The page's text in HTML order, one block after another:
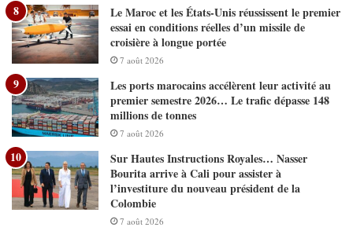
Le Maroc et les États-Unis réussissent le premier
essai en conditions réelles d’un missile de
croisière à longue portée
7 août 2026
Les ports marocains accélèrent leur activité au
premier semestre 2026… Le trafic dépasse 148
millions de tonnes
7 août 2026
Sur Hautes Instructions Royales… Nasser
Bourita arrive à Cali pour assister à
l’investiture du nouveau président de la
Colombie
7 août 2026